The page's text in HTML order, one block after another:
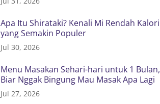
Apa Itu Shirataki? Kenali Mi Rendah Kalori
yang Semakin Populer
Jul 30, 2026
Menu Masakan Sehari-hari untuk 1 Bulan,
Biar Nggak Bingung Mau Masak Apa Lagi
Jul 27, 2026